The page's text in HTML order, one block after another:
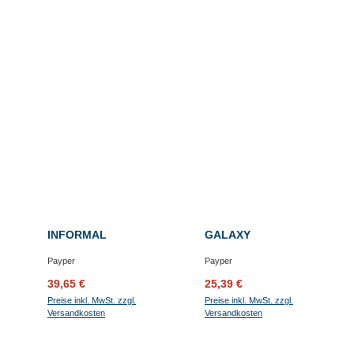
INFORMAL
Payper
Verkaufspreis:
39,65 €
Preise inkl. MwSt. zzgl.
Versandkosten
GALAXY
Payper
Verkaufspreis:
25,39 €
Preise inkl. MwSt. zzgl.
Versandkosten